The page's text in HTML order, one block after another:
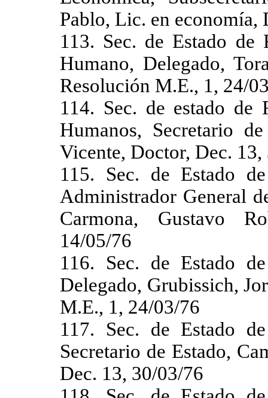
Pablo, Lic. en economía,
113. Sec. de Estado de
Humano, Delegado,
Resolución M.E., 1, 24/
114. Sec. de estado de
Humanos, Secretario
Vicente, Doctor, Dec.
115. Sec. de Estado
Administrador General
Carmona, Gustavo
14/05/76
116. Sec. de Estado
Delegado, Grubissich,
M.E., 1, 24/03/76
117. Sec. de Estado
Secretario de Estado,
Dec. 13, 30/03/76